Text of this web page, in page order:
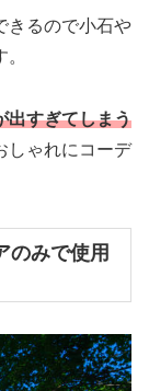
きるので小石や
出すぎてしまう
しゃれにコーデ
のみで使用